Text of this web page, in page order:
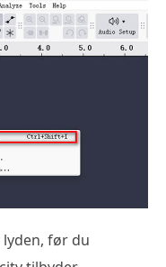
før du